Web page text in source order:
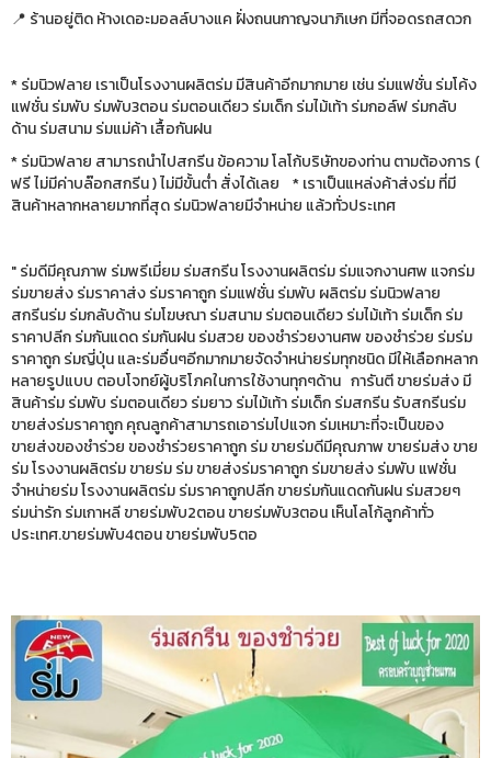
📍 ร้านอยู่ติด ห้างเดอะมอลล์บางแค ฝั่งถนนกาญจนาภิเษก มีที่จอดรถสดวก
* ร่มนิวฟลาย เราเป็นโรงงานผลิตร่ม มีสินค้าอีกมากมาย เช่น ร่มแฟชั่น ร่มโค้ง
แฟชั่น ร่มพับ ร่มพับ3ตอน ร่มตอนเดียว ร่มเด็ก ร่มไม้เท้า ร่มกอล์ฟ ร่มกลับ
ด้าน ร่มสนาม ร่มแม่ค้า เสื้อกันฝน
* ร่มนิวฟลาย สามารถนำไปสกรีน ข้อความ โลโก้บริษัทของท่าน ตามต้องการ (
ฟรี ไม่มีค่าบล๊อกสกรีน ) ไม่มีขั้นต่ำ สั่งได้เลย * เราเป็นแหล่งค้าส่งร่ม ที่มี
สินค้าหลากหลายมากที่สุด ร่มนิวฟลายมีจำหน่าย แล้วทั่วประเทศ
" ร่มดีมีคุณภาพ ร่มพรีเมี่ยม ร่มสกรีน โรงงานผลิตร่ม ร่มแจกงานศพ แจกร่ม
ร่มขายส่ง ร่มราคาส่ง ร่มราคาถูก ร่มแฟชั่น ร่มพับ ผลิตร่ม ร่มนิวฟลาย
สกรีนร่ม ร่มกลับด้าน ร่มโฆษณา ร่มสนาม ร่มตอนเดียว ร่มไม้เท้า ร่มเด็ก ร่ม
ราคาปลีก ร่มกันแดด ร่มกันฝน ร่มสวย ของชำร่วยงานศพ ของชำร่วย ร่มร่ม
ราคาถูก ร่มญี่ปุ่น และร่มอื่นๆอีกมากมายจัดจำหน่ายร่มทุกชนิด มีให้เลือกหลาก
หลายรูปแบบ ตอบโจทย์ผู้บริโภคในการใช้งานทุกๆด้าน การันตี ขายร่มส่ง มี
สินค้าร่ม ร่มพับ ร่มตอนเดียว ร่มยาว ร่มไม้เท้า ร่มเด็ก ร่มสกรีน รับสกรีนร่ม
ขายส่งร่มราคาถูก คุณลูกค้าสามารถเอาร่มไปแจก ร่มเหมาะที่จะเป็นของ
ขายส่งของชำร่วย ของชำร่วยราคาถูก ร่ม ขายร่มดีมีคุณภาพ ขายร่มส่ง ขาย
ร่ม โรงงานผลิตร่ม ขายร่ม ร่ม ขายส่งร่มราคาถูก ร่มขายส่ง ร่มพับ แฟชั่น
จำหน่ายร่ม โรงงานผลิตร่ม ร่มราคาถูกปลีก ขายร่มกันแดดกันฝน ร่มสวยๆ
ร่มน่ารัก ร่มเกาหลี ขายร่มพับ2ตอน ขายร่มพับ3ตอน เห็นโลโก้ลูกค้าทั่ว
ประเทศ.ขายร่มพับ4ตอน ขายร่มพับ5ตอ